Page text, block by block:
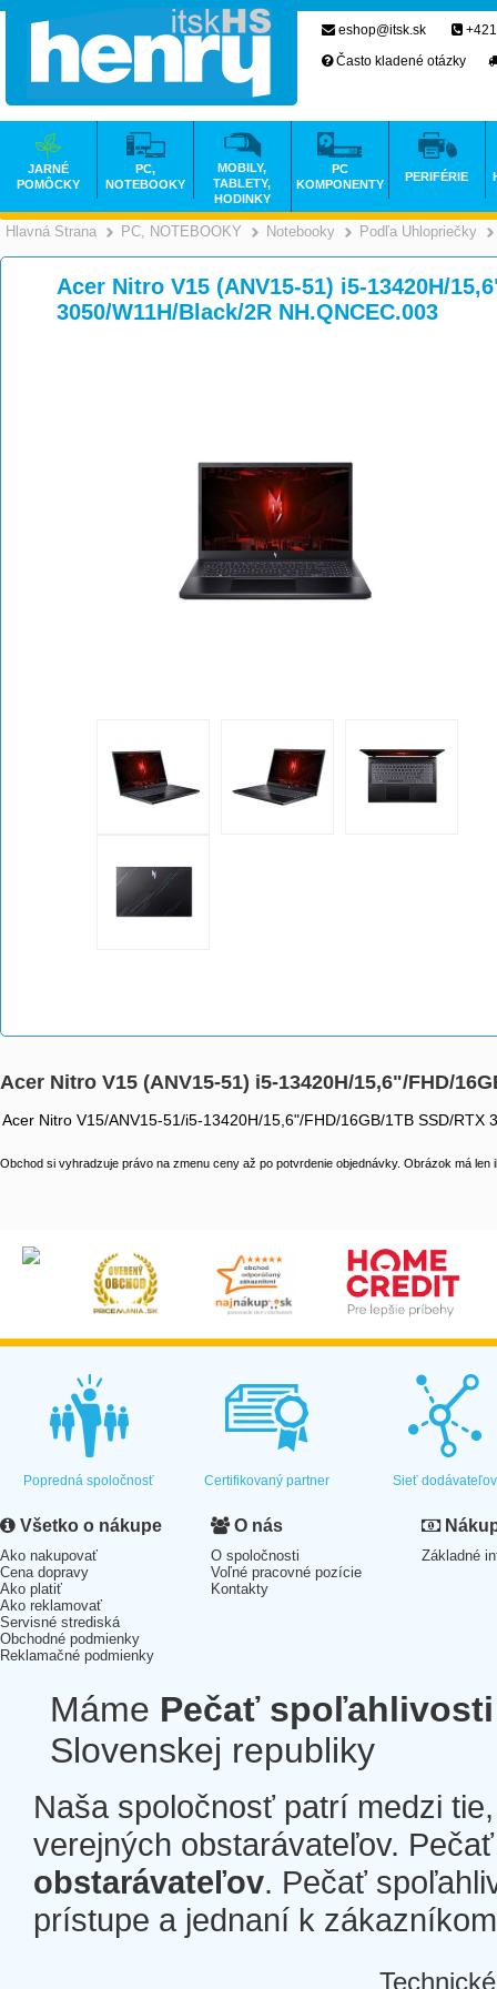
Hlavná Strana >
PC, NOTEBOOKY >
Notebooky >
Podľa Uhlopriečky
Acer Nitro V15 (ANV15-51) i5-13420H/
3050/W11H/Black/2R NH.QNCEC.003
Acer Nitro V15 (ANV15-51) i5-13420H/15,6"/FHD/
Acer Nitro V15/ANV15-51/i5-13420H/15,6"/FHD/16GB/1TB SSD/RTX
Obchod si vyhradzuje právo na zmenu ceny až po potvrdenie objednávky. Obrázok má len
eshop@itsk.sk
Často kladené otázky
JARNÉ
POMÔCKY
PC,
NOTEBOOKY
MOBILY,
TABLETY,
HODINKY
PC
KOMPONENTY
PERIFÉRIE
Popredná spoločnosť Certifikovaný partner Sieť dodávateľov
Všetko o nákupe
Ako nakupovať
Cena dopravy
Ako platiť
Ako reklamovať
Servisné strediská
Obchodné podmienky
Reklamačné podmienky
O nás
O spoločnosti
Voľné pracovné pozície
Kontakty
Základné
Máme Pečať spoľahlivosti
Slovenskej republiky
Naša spoločnosť patrí medzi
verejných obstarávateľov.
obstarávateľov. Pečať
prístupe a jednaní k